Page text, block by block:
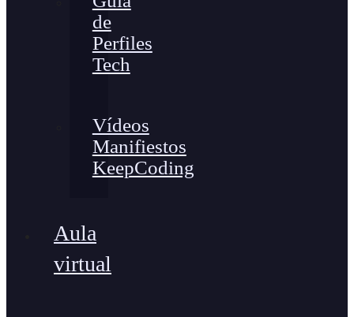
de
Perfiles
Tech
Vídeos
Manifiestos
KeepCoding
Aula
virtual